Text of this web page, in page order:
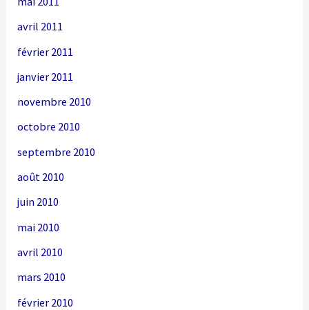
avril 2011
février 2011
janvier 2011
novembre 2010
octobre 2010
septembre 2010
août 2010
juin 2010
mai 2010
avril 2010
mars 2010
février 2010